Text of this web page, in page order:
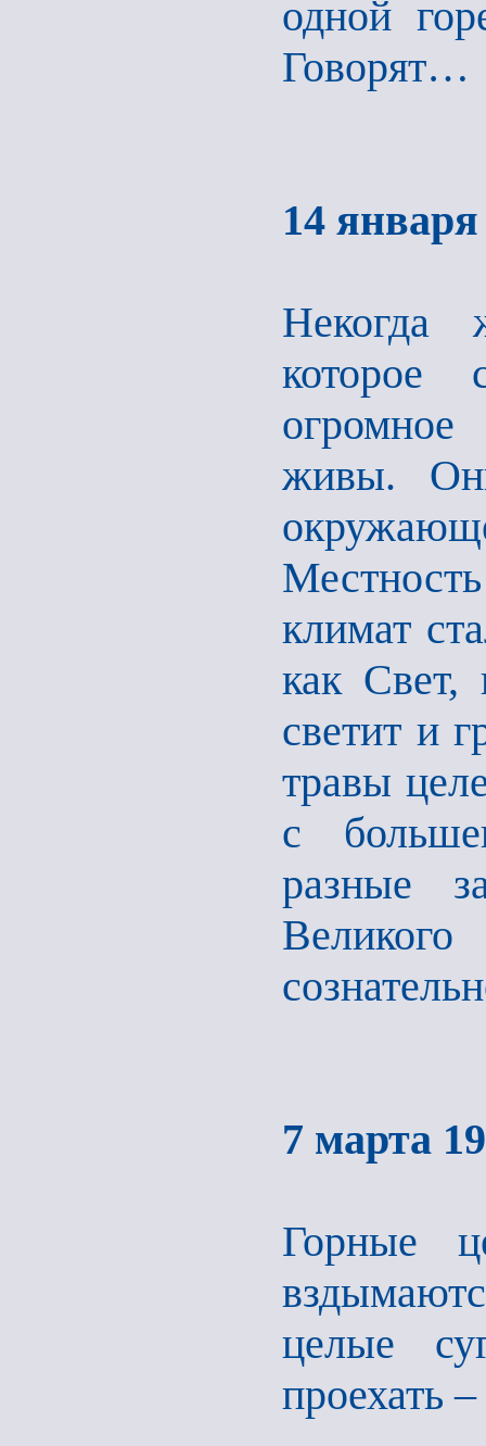
одной
Говорят…
14 января
Некогда
которое
живы.
климат
как
светит и
травы
с
разные
7 марта
Горные
целые
проехать